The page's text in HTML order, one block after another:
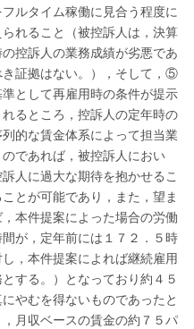
ルタイム稼働に見合う程度に
れること（被控訴人は，決算
控訴人の業務成績が劣悪であ
証拠はない。），そして，⑤
として再雇用時の条件が提示
るところ，控訴人の定年時の
的な賃金体系によって担当業
であれば，被控訴人におい
人に過大な期待を抱かせるこ
とが可能であり，また，望ま
本件提案によった場合の労働
が，定年前には１７２．５時
，本件提案によれば継続雇用
する。）となっており約４５
やむを得ないものであったと
月収ベースの賃金の約７５パ